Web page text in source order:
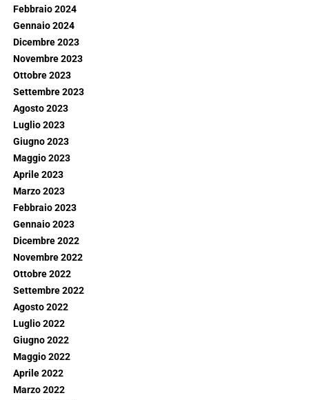
Febbraio 2024
Gennaio 2024
Dicembre 2023
Novembre 2023
Ottobre 2023
Settembre 2023
Agosto 2023
Luglio 2023
Giugno 2023
Maggio 2023
Aprile 2023
Marzo 2023
Febbraio 2023
Gennaio 2023
Dicembre 2022
Novembre 2022
Ottobre 2022
Settembre 2022
Agosto 2022
Luglio 2022
Giugno 2022
Maggio 2022
Aprile 2022
Marzo 2022